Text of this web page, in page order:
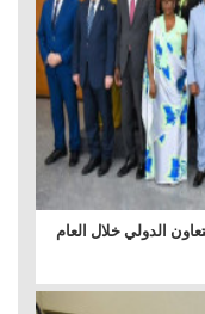
الدولي خلال العام